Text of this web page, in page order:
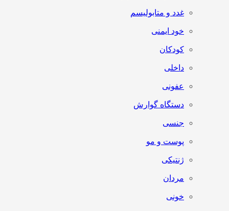
غدد و متابولیسم
خود ایمنی
کودکان
داخلی
عفونی
دستگاه گوارش
جنسی
پوست و مو
ژنتیکی
مردان
خونی